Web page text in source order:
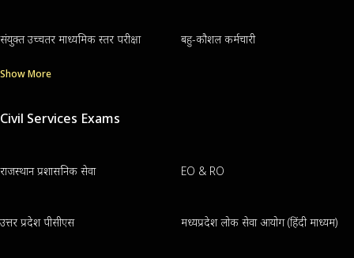
संयुक्त उच्चतर माध्यमिक स्तर परीक्षा बहु-कौशल कर्मचारी
Show More
Civil Services Exams
राजस्थान प्रशासनिक सेवा EO & RO
उत्तर प्रदेश पीसीएस मध्यप्रदेश लोक सेवा आयोग (हिंदी माध्यम)